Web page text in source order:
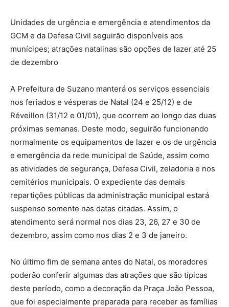
Unidades de urgência e emergência e atendimentos da
GCM e da Defesa Civil seguirão disponíveis aos
munícipes; atrações natalinas são opções de lazer até 25
de dezembro
A Prefeitura de Suzano manterá os serviços essenciais
nos feriados e vésperas de Natal (24 e 25/12) e de
Réveillon (31/12 e 01/01), que ocorrem ao longo das duas
próximas semanas. Deste modo, seguirão funcionando
normalmente os equipamentos de lazer e os de urgência
e emergência da rede municipal de Saúde, assim como
as atividades de segurança, Defesa Civil, zeladoria e nos
cemitérios municipais. O expediente das demais
repartições públicas da administração municipal estará
suspenso somente nas datas citadas. Assim, o
atendimento será normal nos dias 23, 26, 27 e 30 de
dezembro, assim como nos dias 2 e 3 de janeiro.
No último fim de semana antes do Natal, os moradores
poderão conferir algumas das atrações que são típicas
deste período, como a decoração da Praça João Pessoa,
que foi especialmente preparada para receber as famílias